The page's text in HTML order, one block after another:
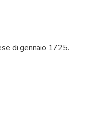
di gennaio 1725.